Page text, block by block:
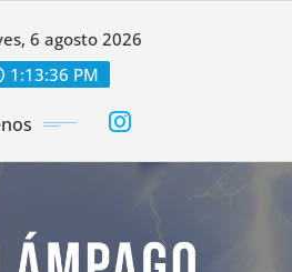
6 agosto 2026
1:13:38 PM